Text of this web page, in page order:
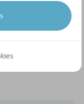
152 164